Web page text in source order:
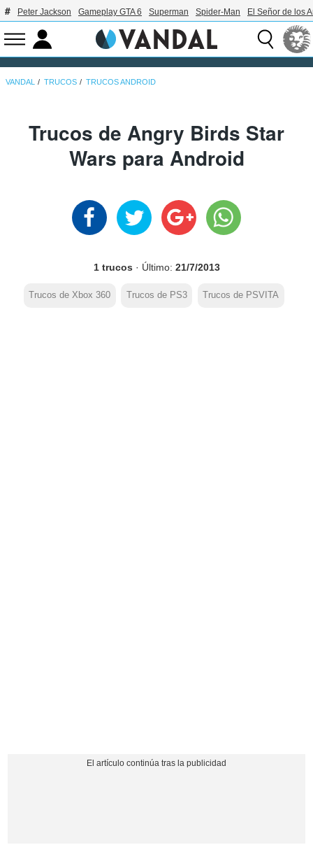
Peter Jackson Gameplay GTA 6 Superman Spider-Man El Señor de los
VANDAL TRUCOS TRUCOS ANDROID
Trucos de Angry Birds Star
Wars para Android
1 trucos · Último: 21/7/2013
Trucos de Xbox 360 Trucos de PS3 Trucos de PSVITA